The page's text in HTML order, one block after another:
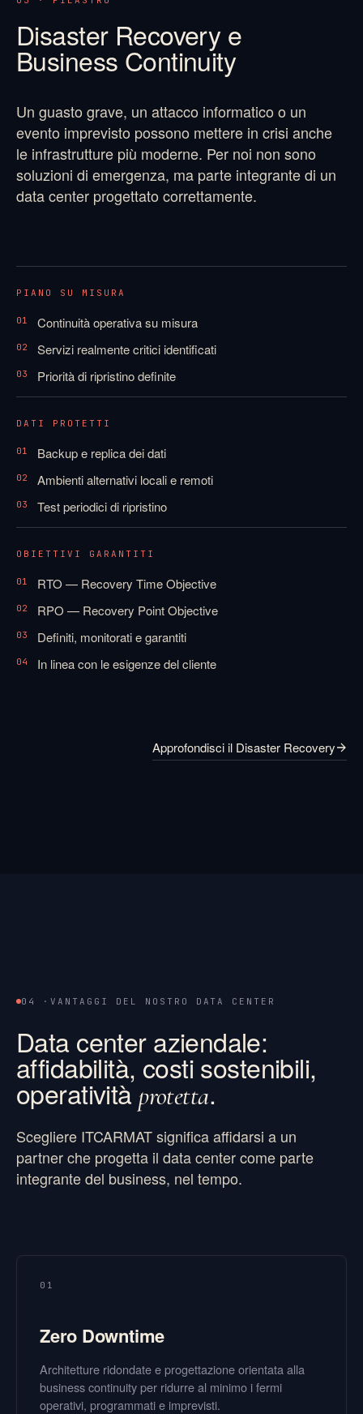
Disaster Recovery e
Business Continuity
Un guasto grave, un attacco informatico o un
evento imprevisto possono mettere in crisi anche
le infrastrutture più moderne. Per noi non sono
soluzioni di emergenza, ma parte integrante di un
data center progettato correttamente.
PIANO SU MISURA
01 Continuità operativa su misura
02 Servizi realmente critici identificati
03 Priorità di ripristino definite
DATI PROTETTI
01 Backup e replica dei dati
02 Ambienti alternativi locali e remoti
03 Test periodici di ripristino
OBIETTIVI GARANTITI
01 RTO — Recovery Time Objective
02 RPO — Recovery Point Objective
03 Definiti, monitorati e garantiti
04 In linea con le esigenze del cliente
Approfondisci il Disaster Recovery
04 · VANTAGGI DEL NOSTRO DATA CENTER
Data center aziendale:
affidabilità, costi sostenibili,
operativitàprotetta.
Scegliere ITCARMAT significa affidarsi a un
partner che progetta il data center come parte
integrante del business, nel tempo.
01
Zero Downtime
Architetture ridondate e progettazione orientata alla
business continuity per ridurre al minimo i fermi
operativi, programmati e imprevisti.